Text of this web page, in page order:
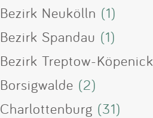
Bezirk Neukölln (1)
Bezirk Spandau (1)
Bezirk Treptow-Köpenick
Borsigwalde (2)
Charlottenburg (31)